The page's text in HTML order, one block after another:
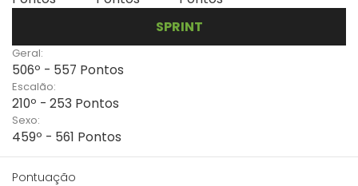
SPRINT
Geral:
506º - 557 Pontos
Escalão:
210º - 253 Pontos
Sexo:
459º - 561 Pontos
Pontuação